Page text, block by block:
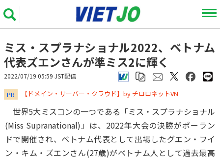
ミス・スプラナショナル2022、ベトナム
代表ズエンさんが準ミス2に輝く
2022/07/19 05:59 JST配信
PR ​​​​​​​【ドメイン・サーバー・クラウド】by チロロネットVN
世界5大ミスコンの一つである「ミス・スプラナショナル
(Miss Supranational)」は、2022年大会の決勝がポーラン
ドで開催され、ベトナム代表として出場したグエン・フイ
ン・キム・ズエンさん(27歳)がベトナム人として過去最高